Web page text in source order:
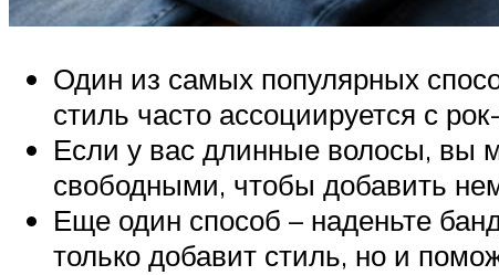
Один из самых популярных
стиль часто ассоциируется с
Если у вас длинные волосы, вы
свободными, чтобы добавить
Еще один способ – наденьте
только добавит стиль, но и